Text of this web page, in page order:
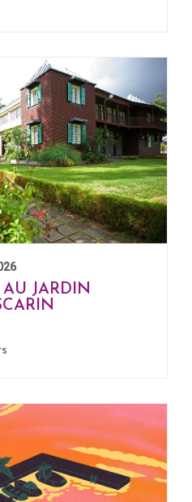
+
JARDIN